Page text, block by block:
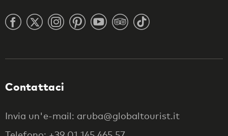
Contattaci
Invia un'e-mail: aruba@globaltourist.it